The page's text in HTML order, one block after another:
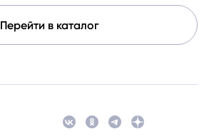
Перейти в каталог